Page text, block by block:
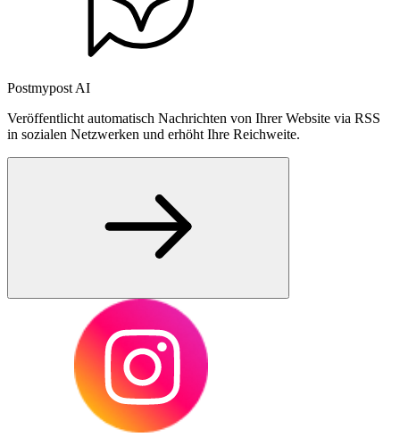
Postmypost AI
Veröffentlicht automatisch Nachrichten von Ihrer Website via RSS
in sozialen Netzwerken und erhöht Ihre Reichweite.